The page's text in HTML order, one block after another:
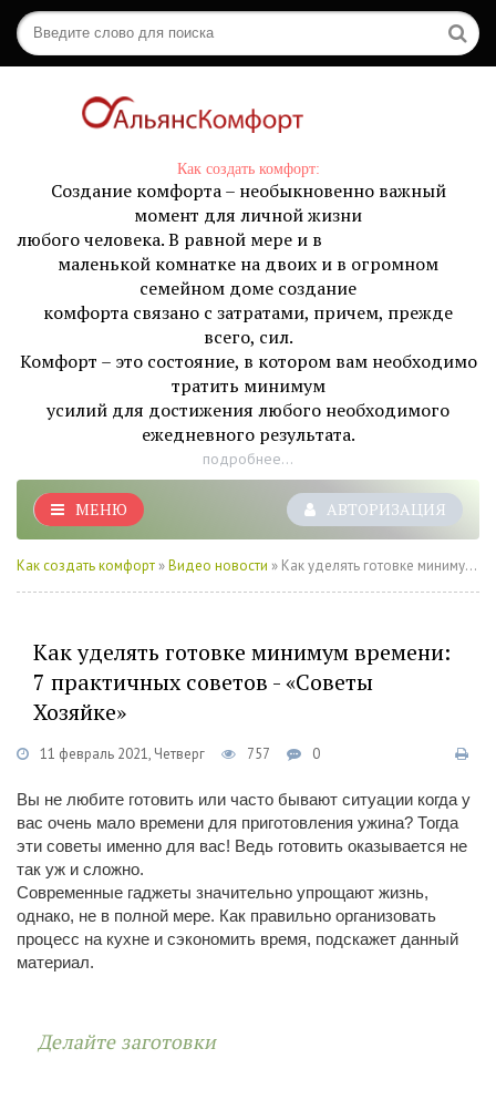
Как создать комфорт:
Создание комфорта – необыкновенно важный
момент для личной жизни
любого человека. В равной мере и в
маленькой комнатке на двоих и в огромном
семейном доме создание
комфорта связано с затратами, причем, прежде
всего, сил.
Комфорт – это состояние, в котором вам необходимо
тратить минимум
усилий для достижения любого необходимого
ежедневного результата.
подробнее...
АВТОРИЗАЦИЯ
МЕНЮ
Как создать комфорт »Видео новости » Как уделять готовке минимум времени: 7 практичных советов - «Советы Хозяйке»
Как уделять готовке минимум времени:
7 практичных советов - «Советы
Хозяйке»
11 февраль 2021, Четверг 757 0
Вы не любите готовить или часто бывают ситуации когда у
вас очень мало времени для приготовления ужина? Тогда
эти советы именно для вас! Ведь готовить оказывается не
так уж и сложно.
Современные гаджеты значительно упрощают жизнь,
однако, не в полной мере. Как правильно организовать
процесс на кухне и сэкономить время, подскажет данный
материал.
Делайте заготовки